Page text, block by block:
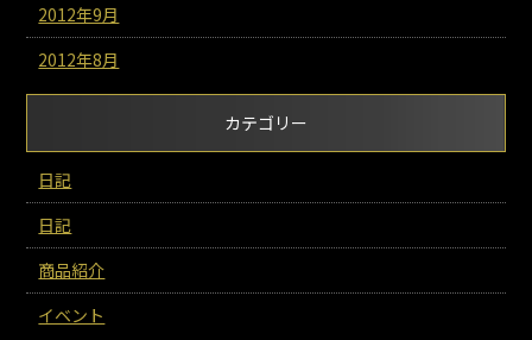
2012年9月
2012年8月
カテゴリー
日記
日記
商品紹介
イベント